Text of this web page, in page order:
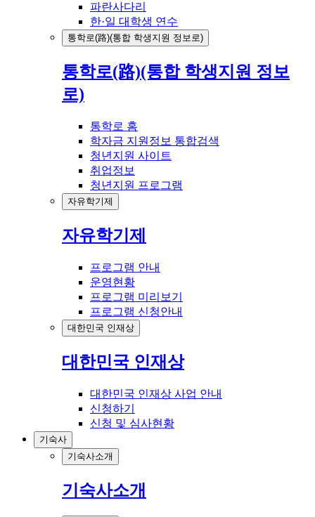
파란사다리
한·일 대학생 연수
통학로(路)(통합 학생지원 정보로)
통학로(路)(통합 학생지원 정보
로)
통학로 홈
학자금 지원정보 통합검색
청년지원 사이트
취업정보
청년지원 프로그램
자유학기제
자유학기제
프로그램 안내
운영현황
프로그램 미리보기
프로그램 신청안내
대한민국 인재상
대한민국 인재상
대한민국 인재상 사업 안내
신청하기
신청 및 심사현황
기숙사
기숙사소개
기숙사소개